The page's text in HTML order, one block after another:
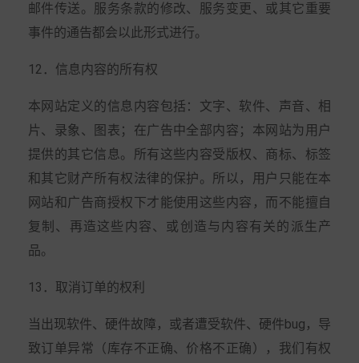
邮件传送。服务条款的修改、服务变更、或其它重要
事件的通告都会以此形式进行。
12．信息内容的所有权
本网站定义的信息内容包括：文字、软件、声音、相
片、录象、图表；在广告中全部内容；本网站为用户
提供的其它信息。所有这些内容受版权、商标、标签
和其它财产所有权法律的保护。所以，用户只能在本
网站和广告商授权下才能使用这些内容，而不能擅自
复制、再造这些内容、或创造与内容有关的派生产
品。
13．取消订单的权利
当出现软件、硬件故障，或者遭受软件、硬件bug，导
致订单异常（库存不正确、价格不正确），我们有权